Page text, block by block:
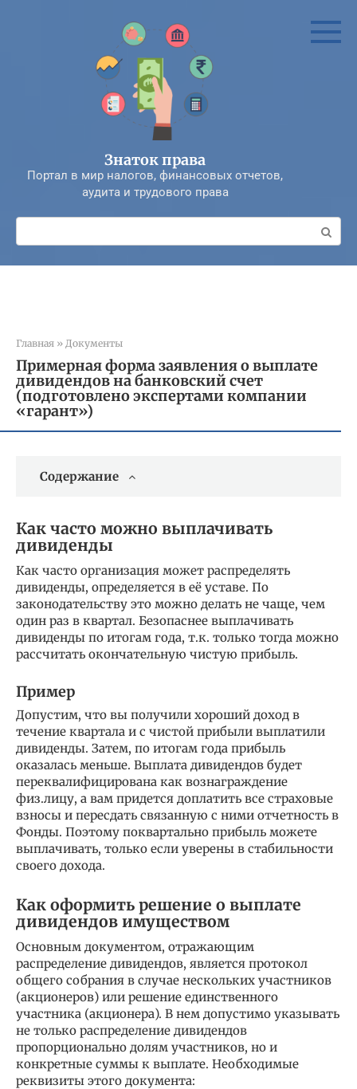
Знаток права
Портал в мир налогов, финансовых отчетов,
аудита и трудового права
Поиск:
Главная » Документы
Примерная форма заявления о выплате
дивидендов на банковский счет
(подготовлено экспертами компании
«гарант»)
Содержание
Как часто можно выплачивать
дивиденды
Как часто организация может распределять
дивиденды, определяется в её уставе. По
законодательству это можно делать не чаще, чем
один раз в квартал. Безопаснее выплачивать
дивиденды по итогам года, т.к. только тогда можно
рассчитать окончательную чистую прибыль.
Пример
Допустим, что вы получили хороший доход в
течение квартала и с чистой прибыли выплатили
дивиденды. Затем, по итогам года прибыль
оказалась меньше. Выплата дивидендов будет
переквалифицирована как вознаграждение
физ.лицу, а вам придется доплатить все страховые
взносы и пересдать связанную с ними отчетность в
Фонды. Поэтому поквартально прибыль можете
выплачивать, только если уверены в стабильности
своего дохода.
Как оформить решение о выплате
дивидендов имуществом
Основным документом, отражающим
распределение дивидендов, является протокол
общего собрания в случае нескольких участников
(акционеров) или решение единственного
участника (акционера). В нем допустимо указывать
не только распределение дивидендов
пропорционально долям участников, но и
конкретные суммы к выплате. Необходимые
реквизиты этого документа: